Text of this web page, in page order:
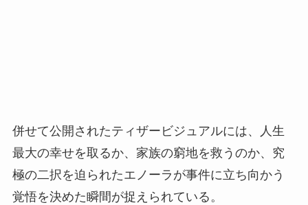
併せて公開されたティザービジュアルには、人生
最大の幸せを取るか、家族の窮地を救うのか、究
極の二択を迫られたエノーラが事件に立ち向かう
覚悟を決めた瞬間が捉えられている。